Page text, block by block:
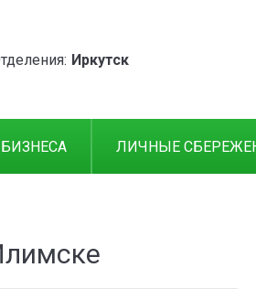
Иркутск
ЛИЧНЫЕ